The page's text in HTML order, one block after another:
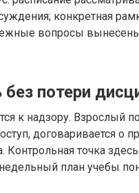
конкретная
вопросы
без потери
к надзору. Взрослый
договаривается о
точка
план учебы